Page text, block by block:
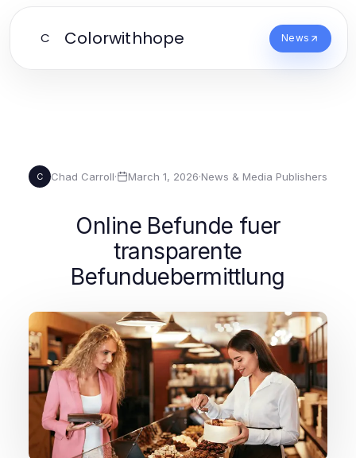
C Colorwithhope News
C Chad Carroll· March 1, 2026·News & Media Publishers
Online Befunde fuer
transparente
Befunduebermittlung